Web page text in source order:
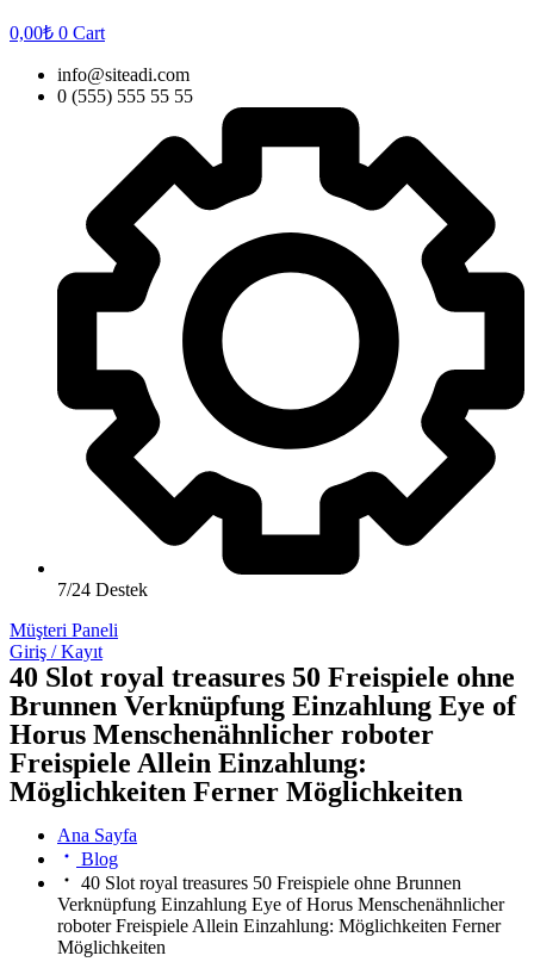
0,00₺ 0 Cart
info@siteadi.com
0 (555) 555 55 55
7/24 Destek
Müşteri Paneli
Giriş / Kayıt
40 Slot royal treasures 50 Freispiele ohne
Brunnen Verknüpfung Einzahlung Eye of
Horus Menschenähnlicher roboter
Freispiele Allein Einzahlung:
Möglichkeiten Ferner Möglichkeiten
Ana Sayfa
Blog
40 Slot royal treasures 50 Freispiele ohne Brunnen
Verknüpfung Einzahlung Eye of Horus Menschenähnlicher
roboter Freispiele Allein Einzahlung: Möglichkeiten Ferner
Möglichkeiten